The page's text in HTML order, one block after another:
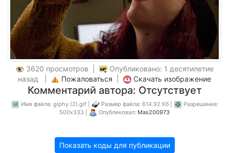
3620 просмотров |
Опубликовано: 1 десятилетие
назад |
Пожаловаться Скачать изображение
Комментарий автора: Отсутствует
Имя файла: giphy (2).gif | Размер файла: 614.92 Кб |
Разрешение:
500x333 |
Опубликовал: Mas200973
Показать коды для публикации